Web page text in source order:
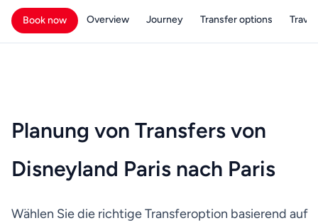
Book now Overview Journey Transfer options
Planung von Transfers von
Disneyland Paris nach Paris
Wählen Sie die richtige Transferoption basierend auf